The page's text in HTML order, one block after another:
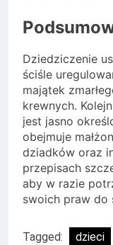
Dziedziczenie
ściśle
majątek
krewnych.
jest jasno
obejmuje
dziadków oraz
przepisach
aby w razie
swoich praw do
Tagged: dzieci